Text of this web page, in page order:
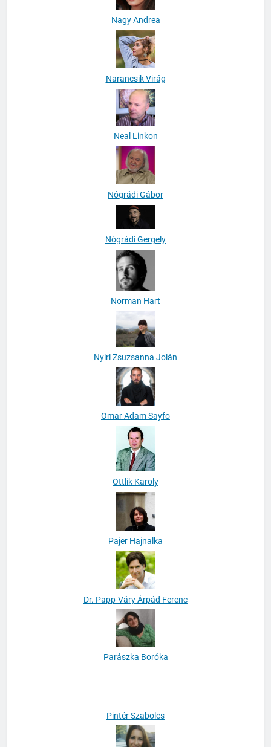
Nagy Andrea
Narancsik Virág
Neal Linkon
Nógrádi Gábor
Nógrádi Gergely
Norman Hart
Nyiri Zsuzsanna Jolán
Omar Adam Sayfo
Ottlik Karoly
Pajer Hajnalka
Dr. Papp-Váry Árpád Ferenc
Pintér Szabolcs